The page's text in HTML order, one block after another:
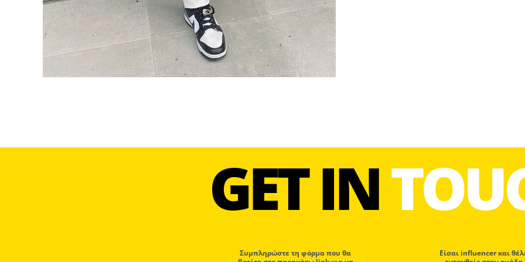
GET IN
Συμπληρώστε τη φόρμα που θα
Eίσαι influencer και